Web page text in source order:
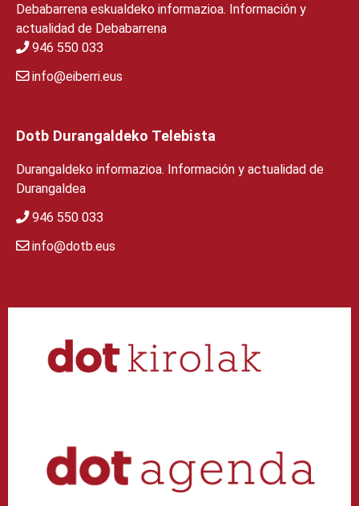
Debabarrena eskualdeko informazioa. Información y
actualidad de Debabarrena
946 550 033
info@eiberri.eus
Dotb Durangaldeko Telebista
Durangaldeko informazioa. Información y actualidad de
Durangaldea
946 550 033
info@dotb.eus